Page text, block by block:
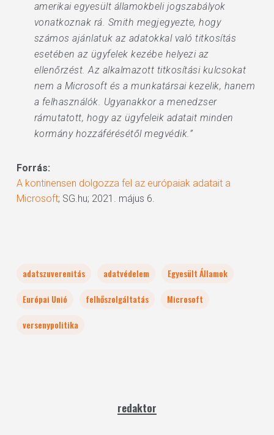
amerikai egyesült államokbeli jogszabályok
vonatkoznak rá. Smith megjegyezte, hogy
számos ajánlatuk az adatokkal való titkosítás
esetében az ügyfelek kezébe helyezi az
ellenőrzést. Az alkalmazott titkosítási kulcsokat
nem a Microsoft és a munkatársai kezelik, hanem
a felhasználók. Ugyanakkor a menedzser
rámutatott, hogy az ügyfeleik adatait minden
kormány hozzáférésétől megvédik.”
Forrás:
A kontinensen dolgozza fel az európaiak adatait a
Microsoft; SG.hu; 2021. május 6.
adatszuverenitás adatvédelem
Egyesült Államok
Európai Unió
felhőszolgáltatás
Microsoft
versenypolitika
redaktor